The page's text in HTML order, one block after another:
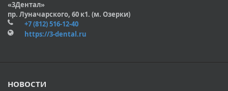
«3Дентал»
пр. Луначарского, 60 к1. (м. Озерки)
+7 (812) 516-12-40
https://3-dental.ru
НОВОСТИ